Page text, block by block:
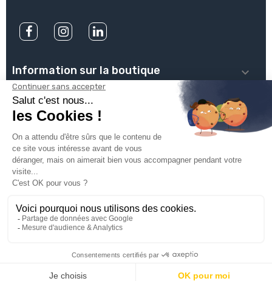
Information sur la boutique 
PLOMBSERVICE 
INFOS PRATIQUES 
VOTRE COMPTE 
Groupe Proservice